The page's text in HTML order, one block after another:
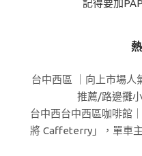
記得要加
台中西區 ｜向上市場人
推薦/路邊攤
台中西台中西區咖啡館
將 Caffeterry」，單車